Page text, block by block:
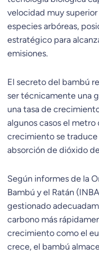
velocidad muy superior
especies arbóreas,
estratégico para
emisiones.
El secreto del bambú
ser técnicamente una
una tasa de
algunos casos el
crecimiento se
absorción de dióxido
Según informes de la
Bambú y el Ratán
gestionado
carbono más
crecimiento como el
crece, el bambú